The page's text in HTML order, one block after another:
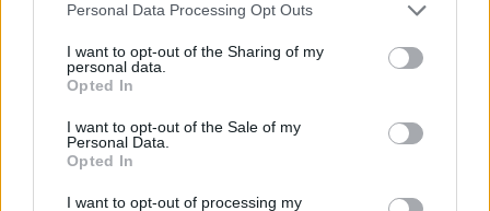
Personal Data Processing Opt Outs
I want to opt-out of the Sharing of my
personal data.
Opted In
I want to opt-out of the Sale of my
Personal Data.
Opted In
I want to opt-out of processing my
ΠΕΡΙΣΣΌΤΕΡΑ ΣΕ ΑΥΤΉ ΤΗΝ ΚΑΤΗΓΟΡΊΑ